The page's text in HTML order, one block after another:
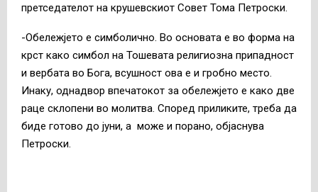
претседателот на крушевскиот Совет Тома Петроски.
-Обележјето е симболично. Во основата е во форма на
крст како симбол на Тошевата религиозна припадност
и вербата во Бога, всушност ова е и гробно место.
Инаку, однадвор впечатокот за обележјето е како две
раце склопени во молитва. Според приликите, треба да
биде готово до јуни, а може и порано, објаснува
Петроски.